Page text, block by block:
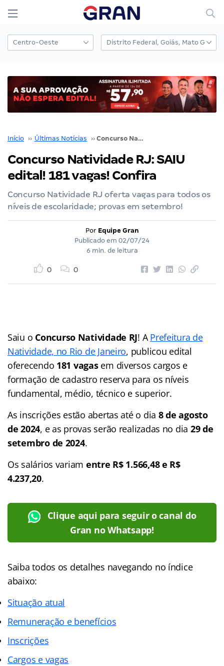
Início ›› Últimas Notícias ›› Concurso Natividade RJ: SAIU edital! 181 vagas! Confira
Concurso Natividade RJ: SAIU
edital! 181 vagas! Confira
Concurso Natividade RJ oferta vagas para todos os
níveis de escolaridade; provas em setembro!
Por Equipe Gran
Publicado em 02/07/24
6 min. de leitura
0 0
Saiu o Concurso Natividade RJ! APrefeitura de
Natividade, no Rio de Janeiro, publicou edital
oferecendo 181 vagasem diversos cargos e
formação de cadastro reserva para os níveis
fundamental, médio, técnico e superior.
As inscrições estão abertas até o dia 8 de agosto
de 2024, e as provas serão realizadas no dia 29 de
setembro de 2024.
Os salários variam entre R$ 1.566,48 e R$
4.237,20.
Clique aqui para seguir o canal do
Gran no Whatsapp!
Saiba todos os detalhes navegando no índice
abaixo:
Situação atual
Remuneração e benefícios
Inscrições
Cargos e vagas